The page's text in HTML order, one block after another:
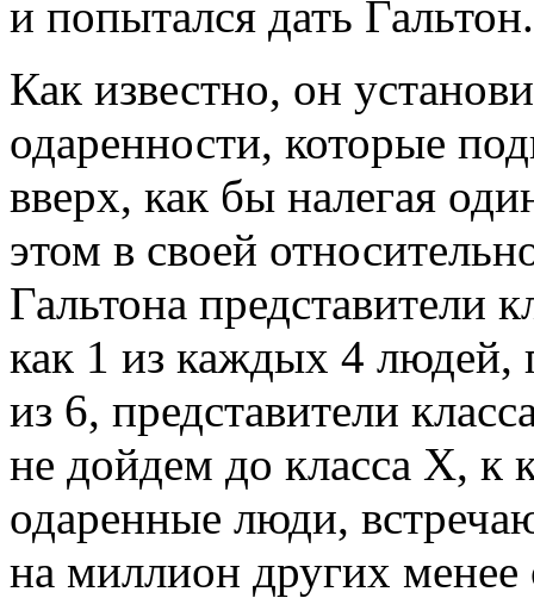
и попытался дать Гальтон.
Как известно, он
одаренности, которые
вверх, как бы налегая
этом в своей
Гальтона представители
как 1 из каждых 4 людей,
из 6, представители
не дойдем до класса X, к
одаренные люди,
на миллион других